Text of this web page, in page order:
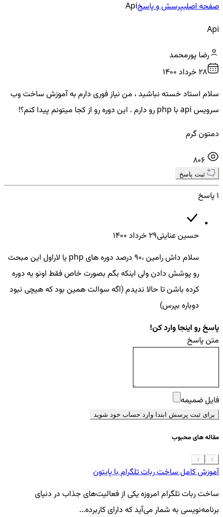
صفحه اصلیپرسش و پاسخApi
Api
رضا پورمحمد
28 خرداد ۱۴۰۰
سلام استاد خسته نباشید ، من نیاز فوری دارم به آموزش ساخت وب
سرویس api با php رو دارم ‌. این دوره رو از کجا میتونم پیدا کنم؟!
دمتون گرم
ثبت پاسخ
1 پاسخ
حسین عنایتی29 خرداد ۱۴۰۰
سلام داش رامین ،90 درصد دوره های php یا لاراول این مبحث
رو پوشش دادن ولی اینکه بگم بصورت خاص فقط اونو یه دوره
کرده باشن تا حالا ندیدم (اگه سوالت همین بود که هیچی نبود
دوباره بپرس)
پاسخ رو اینجا وارد کن!
متن پاسخ
فایل ضمیمه
برای ثبت پرسش ابتدا وارد حساب خود شوید
مقاله های محبوب
آموزش کامل ساخت ربات تلگرام با پایتون
ساخت ربات تلگرام امروزه یکی از فعالیت‌های جذاب در دنیای
برنامه‌نویسی به شمار می‌آید که دارای کاربرده...